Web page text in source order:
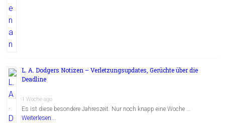
L. A. Dodgers Notizen – Verletzungsupdates, Gerüchte über die
Deadline
1 Woche ago
Es ist diese besondere Jahreszeit. Nur noch knapp eine Woche …
Weiterlesen...